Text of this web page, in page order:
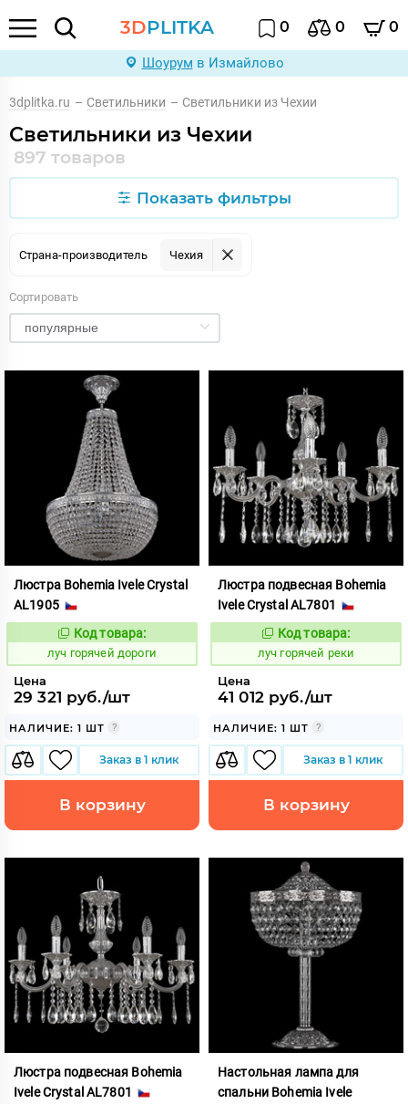
3DPLITKA 0 0 0
Шоурум в Измайлово
3dplitka.ru – Светильники – Светильники из Чехии
Светильники из Чехии
897 товаров
Показать фильтры
Страна-производитель Чехия
Сортировать
Люстра Bohemia Ivele Crystal
AL1905
Код:
893272
Код товара:
луч горячей дороги
Цена
29 321 руб./шт
НАЛИЧИЕ: 1 ШТ
Заказ в 1 клик
В корзину
Люстра подвесная Bohemia
Ivele Crystal AL7801
Код:
893329
Код товара:
луч горячей реки
Цена
41 012 руб./шт
НАЛИЧИЕ: 1 ШТ
Заказ в 1 клик
В корзину
Люстра подвесная Bohemia
Ivele Crystal AL7801
Настольная лампа для
спальни Bohemia Ivele